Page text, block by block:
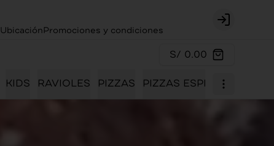
UbicaciónPromociones y condiciones Login
S/ 0.00
KIDS RAVIOLES PIZZAS PIZZAS ESPECIALES